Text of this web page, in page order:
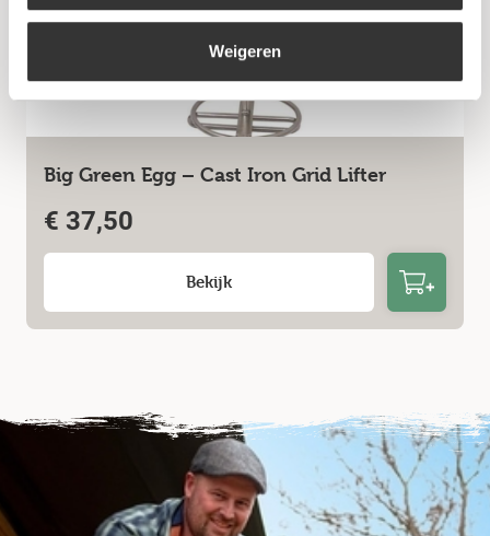
Weigeren
Big Green Egg – Cast Iron Grid Lifter
€ 37,50
Bekijk